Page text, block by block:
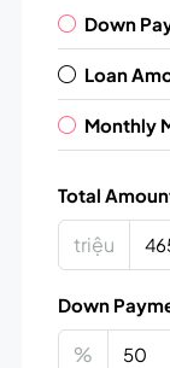
Down
Loan
Monthly
Total
triệu
Down
%